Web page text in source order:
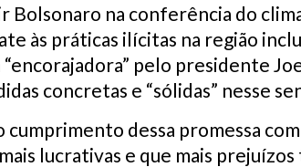
Bolsonaro na conferência do
às práticas ilícitas na região
pelo presidente
concretas e “sólidas” nesse
dessa promessa
lucrativas e que mais